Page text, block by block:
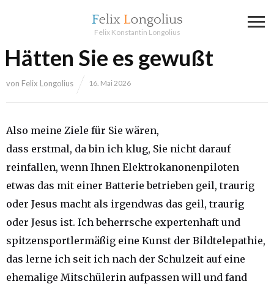
Felix Konstantin Longolius
Hätten Sie es gewußt
von Felix Longolius 16. Mai 2026
Also meine Ziele für Sie wären,
dass erstmal, da bin ich klug, Sie nicht darauf
reinfallen, wenn Ihnen Elektrokanonenpiloten
etwas das mit einer Batterie betrieben geil, traurig
oder Jesus macht als irgendwas das geil, traurig
oder Jesus ist. Ich beherrsche expertenhaft und
spitzensportlermäßig eine Kunst der Bildtelepathie,
das lerne ich seit ich nach der Schulzeit auf eine
ehemalige Mitschülerin aufpassen will und fand